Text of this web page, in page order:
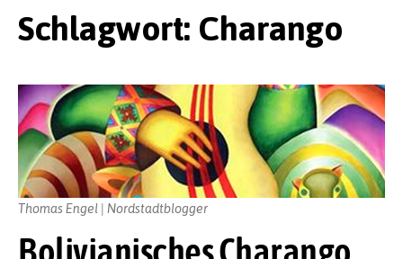
Schlagwort: Charango
Thomas Engel | Nordstadtblogger